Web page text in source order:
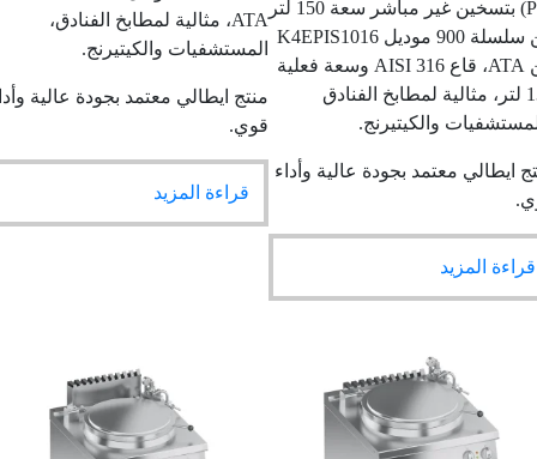
Pan) بتسخين غير مباشر سعة 150 لتر
من سلسلة 900 موديل K4EPIS1016
من ATA، قاع AISI 316 وسعة فعلية
لتر، مثالية لمطابخ الفنادق
والكيتيرنج.
معتمد بجودة عالية وأداء
المزيد
ATA، مثالية لمطابخ الفنادق،
المستشفيات والكيتيرنج.
منتج ايطالي معتمد بجودة عالية وأداء
قوي.
قراءة المزيد